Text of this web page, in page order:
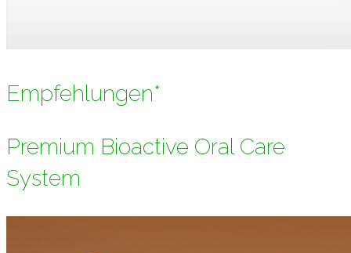
Empfehlungen*
Premium Bioactive Oral Care
System